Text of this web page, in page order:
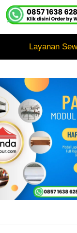
Layanan